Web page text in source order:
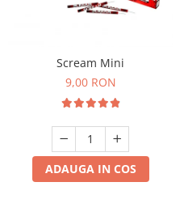
Scream Mini
9,00 RON
ADAUGA IN COS